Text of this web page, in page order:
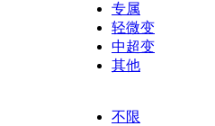
专属
轻微变
中超变
其他
不限